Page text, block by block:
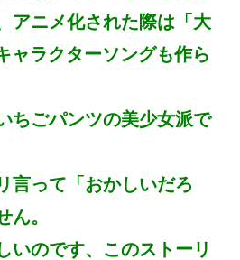
アニメ化された際は「大
ャラクターソングも作ら
ちごパンツの美少女派で
言って「おかしいだろ
ん。
いのです、このストーリ